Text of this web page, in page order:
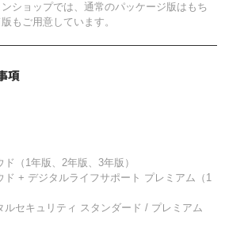
ショップでは、通常のパッケージ版はもち
もご用意しています。
（1年版、2年版、3年版）
ド + デジタルライフサポート プレミアム（1
ルセキュリティ スタンダード / プレミアム